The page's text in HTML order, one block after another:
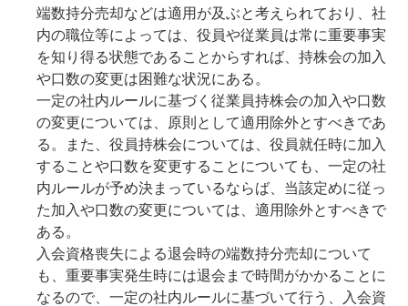
端数持分売却などは適用が及ぶと考えられており、社
内の職位等によっては、役員や従業員は常に重要事実
を知り得る状態であることからすれば、持株会の加入
や口数の変更は困難な状況にある。
一定の社内ルールに基づく従業員持株会の加入や口数
の変更については、原則として適用除外とすべきであ
る。また、役員持株会については、役員就任時に加入
することや口数を変更することについても、一定の社
内ルールが予め決まっているならば、当該定めに従っ
た加入や口数の変更については、適用除外とすべきで
ある。
入会資格喪失による退会時の端数持分売却について
も、重要事実発生時には退会まで時間がかかることに
なるので、一定の社内ルールに基づいて行う、入会資